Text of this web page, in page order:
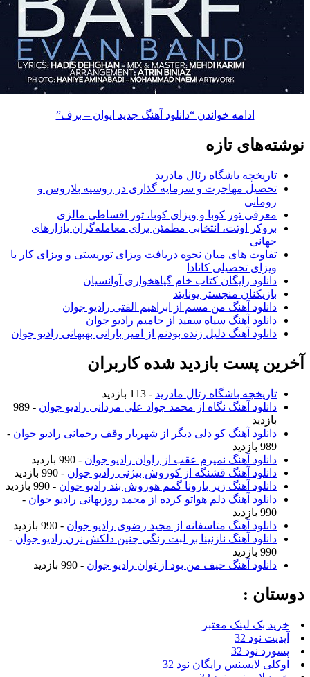
ادامه خواندن“دانلود آهنگ جدید ایوان – برف”
تازه
باشگاه رئال مادرید
مهاجرت و سرمایه گذاری در روسیه بلاروس و
تور کوبا و ویزای کوبا، تور اقساطی مالزی
اوتت، انتخابی مطمئن برای معامله‌گران بازارهای
های میان نحوه دریافت ویزای توریستی و ویزای کار با
تحصیلی کانادا
رایگان کتاب خام گیاهخواری آوانسیان
منچستر یونایتد
آهنگ من مسم از ابراهیم الفتی رادیو جوان
آهنگ سیاه سفید از حامیم رادیو جوان
آهنگ دلیل زنده بودنم از امیر بارانی بهبهانی رادیو جوان
پست بازدید شده کاربران
باشگاه رئال مادرید- 113 بازدید
آهنگ نگاه از محمد جواد علی مردانی رادیو جوان
- 989
آهنگ کو دلی دیگر از شهریار وقف رحمانی رادیو جوان -
آهنگ نمیرم عقب از راوان رادیو جوان - 990 بازدید
آهنگ قشنگه از کوروش بیژنی رادیو جوان - 990 بازدید
آهنگ زیر بارونا گمم هوروش بند رادیو جوان - 990 بازدید
آهنگ دلم هواتو کرده از محمد روزبهانی رادیو جوان -
آهنگ متاسفانه از مجید رضوی رادیو جوان - 990 بازدید
آهنگ نازنینا بر لبت رنگی چنین دلکش نزن رادیو جوان -
آهنگ حیف من بود از نوان رادیو جوان - 990 بازدید
:
بک لینک معتبر
32
نود 32
لایسنس رایگان نود 32